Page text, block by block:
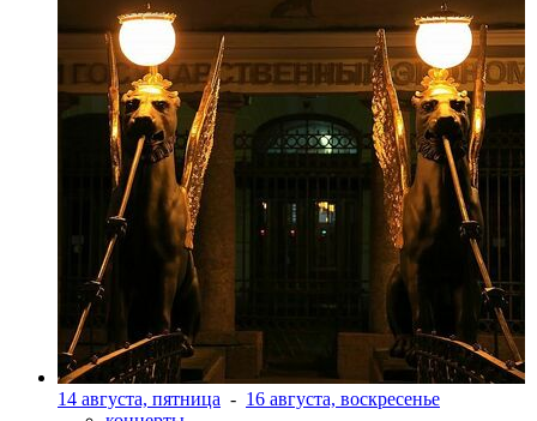
14 августа, пятница - 16 августа, воскресенье